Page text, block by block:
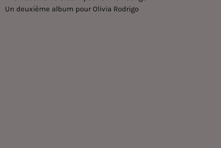
Un deuxième album pour Olivia Rodrigo